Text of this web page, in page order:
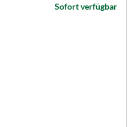
Sofort verfügbar